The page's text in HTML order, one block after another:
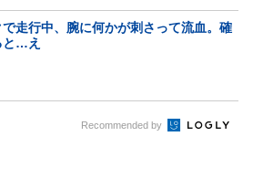
走行中、腕に何かが刺さって流血。確
と…え
Recommended by